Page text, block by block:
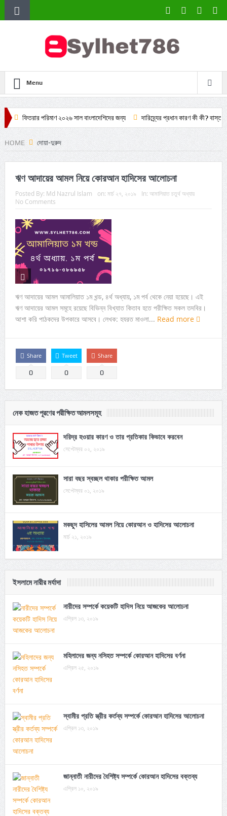
Menu
পরিমাণ ২০২৬ সাল বাংলাদেশিদের জন্য দারিদ্র্যের প্রধান কারণ কী কী? বাস্তবিক ও
HOME দোয়া-দুরুদ
ঋণ আদায়ের আমল নিয়ে কোরআন হাদিসের আলোচনা
Posted By: Md Nazrul Islam on: মার্চ ২৭, ২০১৯ In: আমালিয়াত চতুর্থ অধ্যায়
No Comments
ঋণ আদায়ের আমল আমালিয়াত ১ম খন্ড, ৪র্থ অধ্যায়, ১ম পর্ব থেকে নেয়া হয়েছে। এই
ঋণ আদায়ের আমল সমূহে রয়েছে বিভিন্ন বিখ্যাত কিতাব হতে পরীক্ষিত সকল তদবির।
আশা করি পাঠকদের উপকারে আসবে। লেখক: হযরত মাওলা... Read more
Share
0
Tweet
0
Share
0
নেক হাজত পূরণের পরীক্ষিত আমলসমূহ
দরিদ্র হওয়ার কারণ ও তার প্রতিকার কিভাবে করবেন
সেপ্টেম্বর ০২, ২০১৯
সারা বছর স্বচ্ছল থাকার পরীক্ষিত আমল
সেপ্টেম্বর ০১, ২০১৯
মকছুদ হাসিলের আমল নিয়ে কোরআন ও হাদিসের আলোচনা
মার্চ ২১, ২০১৯
ইসলামে নারীর মর্যাদা
নারীদের সম্পর্কে কয়েকটি হাদিস নিয়ে আজকের আলোচনা
এপ্রিল ১৩, ২০১৯
মহিলাদের জন্য নসিহত সম্পর্কে কোরআন হাদিসের বর্ণনা
এপ্রিল ২৫, ২০১৯
স্বামীর প্রতি স্ত্রীর কর্তব্য সম্পর্কে কোরআন হাদিসের আলোচনা
এপ্রিল ১৩, ২০১৯
জান্নাতী নারীদের বৈশিষ্ট্য সম্পর্কে কোরআন হাদিসের বক্তব্য
এপ্রিল ১০, ২০১৯